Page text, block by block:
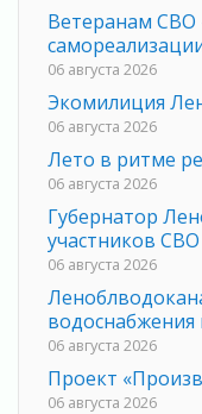
Ветеранам
06 августа 2026
Экомилиция
06 августа 2026
Лето в ритме
06 августа 2026
Губернатор
участников СВО
06 августа 2026
водоснабжения
06 августа 2026
Проект
06 августа 2026